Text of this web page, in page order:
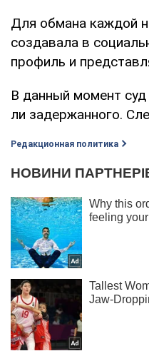
Для обмана каждой
создавала в
профиль и
В данный момент
ли задержанного.
Редакционная политика